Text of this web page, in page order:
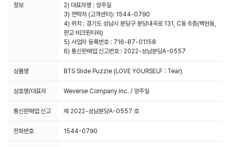
정보
2) 대표자명 : 양주일
3) 연락처 (고객센터): 1544-0790
4) 위치 : 경기도 성남시 분당구 분당내곡로 131, C동 6층(백현동,
판교 테크원타워)
5) 사업자 등록번호 : 716-87-01158
6) 통신판매업 신고번호 : 2022-성남분당A-0557
상품명 BTS Slide Puzzle (LOVE YOURSELF : Tear)
상호명/대표자 Weverse Company Inc. / 양주일
통신판매업 신고 제 2022-성남분당A-0557 호
전화번호 1544-0790